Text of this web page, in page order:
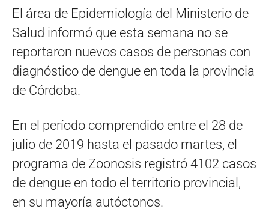
El área de Epidemiología del Ministerio de
Salud informó que esta semana no se
reportaron nuevos casos de personas con
diagnóstico de dengue en toda la provincia
de Córdoba.
En el período comprendido entre el 28 de
julio de 2019 hasta el pasado martes, el
programa de Zoonosis registró 4102 casos
de dengue en todo el territorio provincial,
en su mayoría autóctonos.